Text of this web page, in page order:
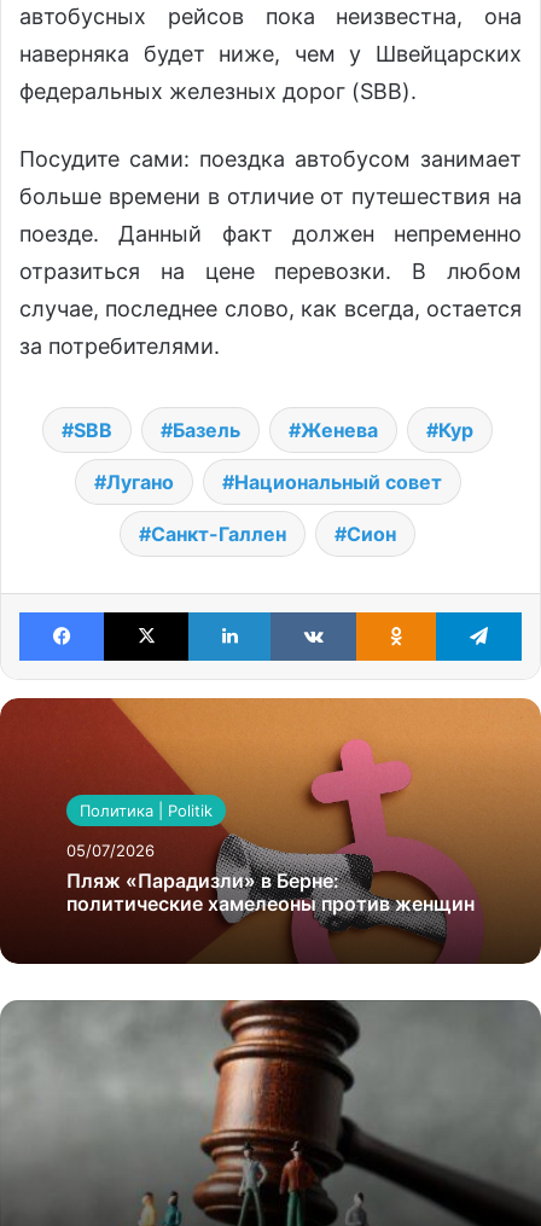
автобусных рейсов пока неизвестна, она
наверняка будет ниже, чем у Швейцарских
федеральных железных дорог (SBB).
Посудите сами: поездка автобусом занимает
больше времени в отличие от путешествия на
поезде. Данный факт должен непременно
отразиться на цене перевозки. В любом
случае, последнее слово, как всегда, остается
за потребителями.
SBB Базель Женева Кур
Лугано Национальный совет
Санкт-Галлен Сион
Facebook X LinkedIn VKontakteOdnoklassniki
Политика | Politik
05/07/2026
Пляж «Парадизли» в Берне:
политические хамелеоны против женщин